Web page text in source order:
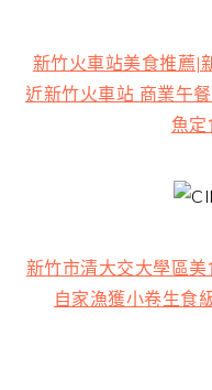
新竹火車站美食推薦|
近新竹火車站 商業午
魚定
新竹市清大交大學區
自家漁獲小卷生食